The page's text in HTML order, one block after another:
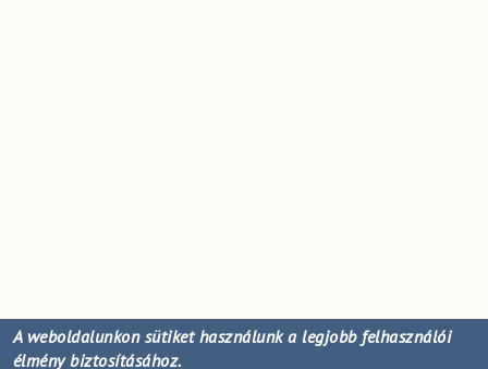
A weboldalunkon sütiket használunk a legjobb felhasználói
élmény biztosításához.